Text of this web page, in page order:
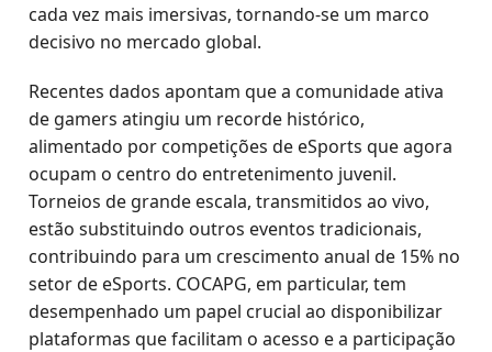
cada vez mais imersivas, tornando-se um marco
decisivo no mercado global.
Recentes dados apontam que a comunidade ativa
de gamers atingiu um recorde histórico,
alimentado por competições de eSports que agora
ocupam o centro do entretenimento juvenil.
Torneios de grande escala, transmitidos ao vivo,
estão substituindo outros eventos tradicionais,
contribuindo para um crescimento anual de 15% no
setor de eSports. COCAPG, em particular, tem
desempenhado um papel crucial ao disponibilizar
plataformas que facilitam o acesso e a participação